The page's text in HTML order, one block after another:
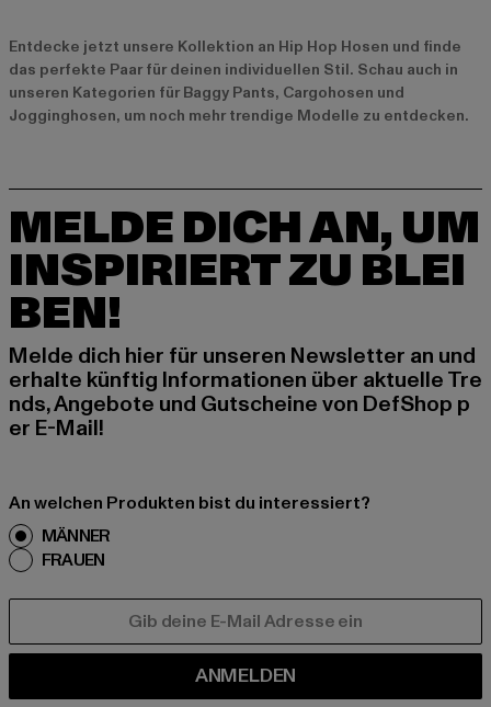
Entdecke jetzt unsere Kollektion an Hip Hop Hosen und finde
das perfekte Paar für deinen individuellen Stil. Schau auch in
unseren Kategorien für Baggy Pants, Cargohosen und
Jogginghosen, um noch mehr trendige Modelle zu entdecken.
MELDE DICH AN, UM
INSPIRIERT ZU BLEI
BEN!
Melde dich hier für unseren Newsletter an und
erhalte künftig Informationen über aktuelle Tre
nds, Angebote und Gutscheine von DefShop p
er E-Mail!
An welchen Produkten bist du interessiert?
MÄNNER
FRAUEN
ANMELDEN